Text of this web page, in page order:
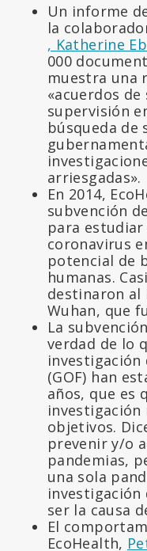
Un informe
la
, Katherine
000
muestra una
«acuerdos
supervisión
búsqueda de
arriesgadas».
En 2014,
subvención
para
coronavirus
potencial de
humanas.
destinaron
Wuhan, que
La
verdad de lo
investigación
(GOF) han
años, que es
investigación
objetivos.
prevenir y/o
pandemias,
una sola
investigación
ser la causa
El
EcoHealth,